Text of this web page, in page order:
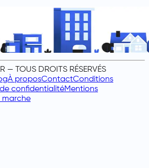
— TOUS DROITS RÉSERVÉS
À proposContactConditions
confidentialitéMentions